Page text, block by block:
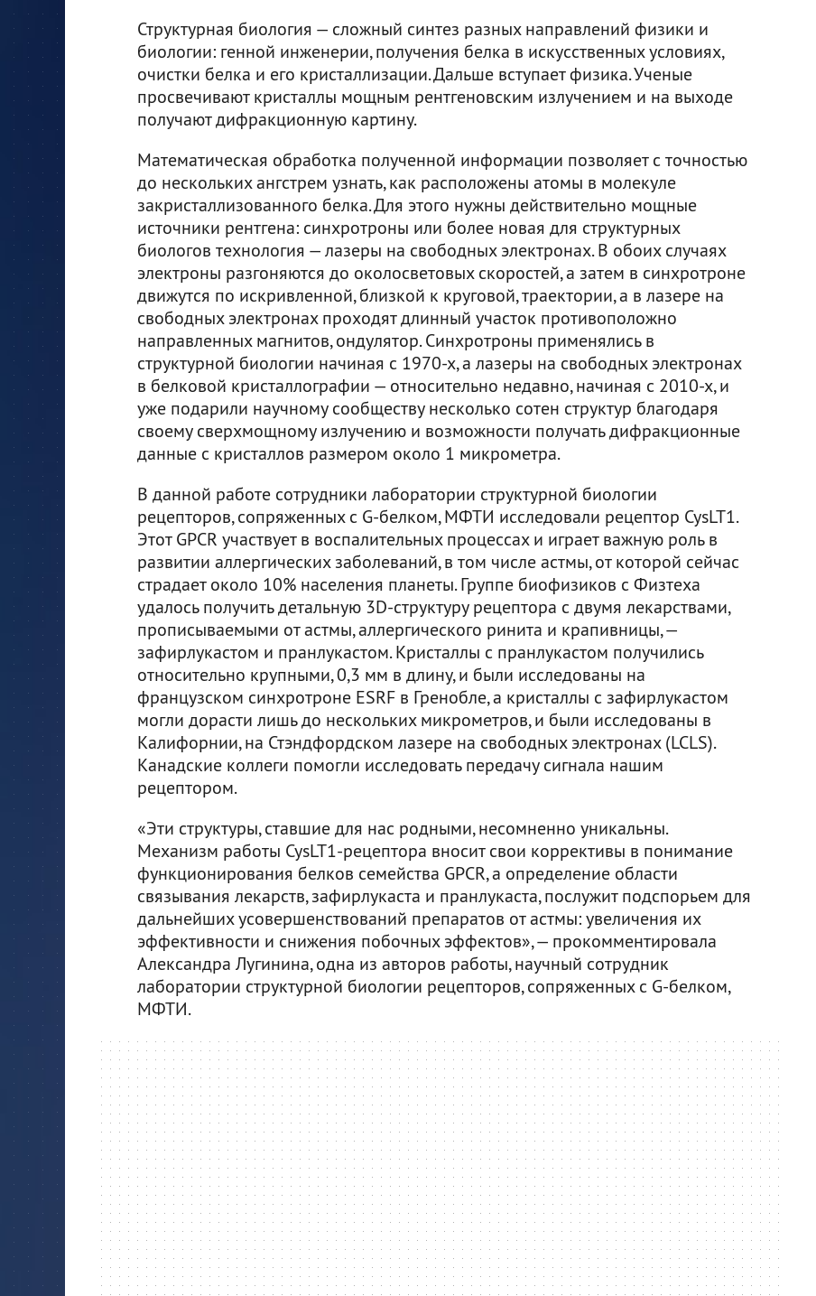
Структурная биология — сложный синтез разных направлений физики и
биологии: генной инженерии, получения белка в искусственных условиях,
очистки белка и его кристаллизации. Дальше вступает физика. Ученые
просвечивают кристаллы мощным рентгеновским излучением и на выходе
получают дифракционную картину.
Математическая обработка полученной информации позволяет с точностью
до нескольких ангстрем узнать, как расположены атомы в молекуле
закристаллизованного белка. Для этого нужны действительно мощные
источники рентгена: синхротроны или более новая для структурных
биологов технология — лазеры на свободных электронах. В обоих случаях
электроны разгоняются до околосветовых скоростей, а затем в синхротроне
движутся по искривленной, близкой к круговой, траектории, а в лазере на
свободных электронах проходят длинный участок противоположно
направленных магнитов, ондулятор. Синхротроны применялись в
структурной биологии начиная с 1970-х, а лазеры на свободных электронах
в белковой кристаллографии — относительно недавно, начиная с 2010-х, и
уже подарили научному сообществу несколько сотен структур благодаря
своему сверхмощному излучению и возможности получать дифракционные
данные с кристаллов размером около 1 микрометра.
В данной работе сотрудники лаборатории структурной биологии
рецепторов, сопряженных с G-белком, МФТИ исследовали рецептор CysLT1.
Этот GPCR участвует в воспалительных процессах и играет важную роль в
развитии аллергических заболеваний, в том числе астмы, от которой сейчас
страдает около 10% населения планеты. Группе биофизиков с Физтеха
удалось получить детальную 3D-структуру рецептора с двумя лекарствами,
прописываемыми от астмы, аллергического ринита и крапивницы, —
зафирлукастом и пранлукастом. Кристаллы с пранлукастом получились
относительно крупными, 0,3 мм в длину, и были исследованы на
французском синхротроне ESRF в Гренобле, а кристаллы с зафирлукастом
могли дорасти лишь до нескольких микрометров, и были исследованы в
Калифорнии, на Стэндфордском лазере на свободных электронах (LCLS).
Канадские коллеги помогли исследовать передачу сигнала нашим
рецептором.
«Эти структуры, ставшие для нас родными, несомненно уникальны.
Механизм работы CysLT1-рецептора вносит свои коррективы в понимание
функционирования белков семейства GPCR, а определение области
связывания лекарств, зафирлукаста и пранлукаста, послужит подспорьем для
дальнейших усовершенствований препаратов от астмы: увеличения их
эффективности и снижения побочных эффектов», — прокомментировала
Александра Лугинина, одна из авторов работы, научный сотрудник
лаборатории структурной биологии рецепторов, сопряженных с G-белком,
МФТИ.